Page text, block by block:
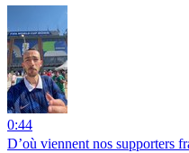
0:44
D’où viennent nos